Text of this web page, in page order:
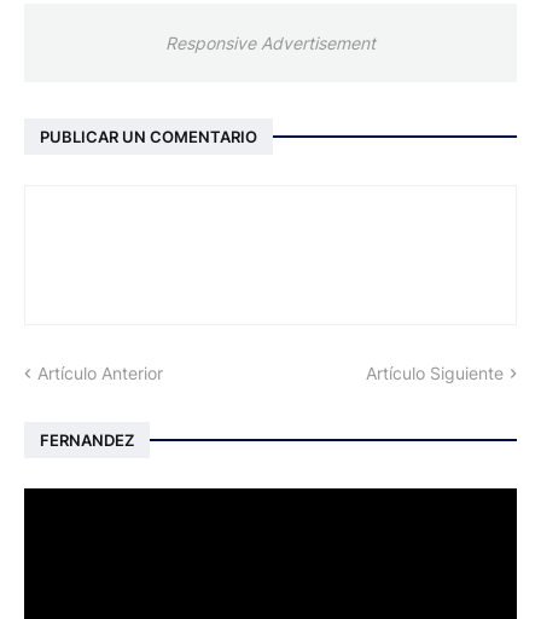
Responsive Advertisement
PUBLICAR UN COMENTARIO
Artículo Anterior Artículo Siguiente
FERNANDEZ